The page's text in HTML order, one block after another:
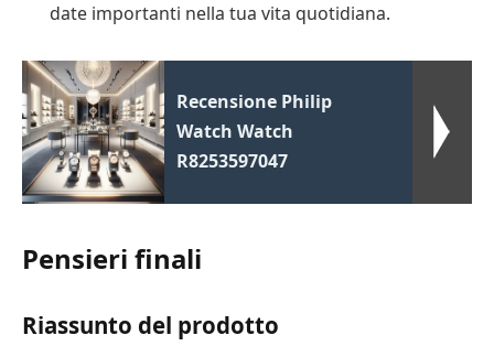
date importanti nella tua vita quotidiana.
Recensione Philip
Watch Watch
R8253597047
Pensieri finali
Riassunto del prodotto